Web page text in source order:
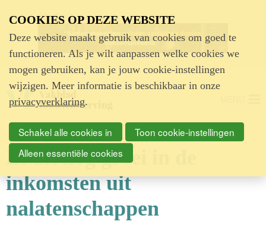
Advertentie
Er zit nog groei in de
inkomsten uit
nalatenschappen
COOKIES OP DEZE WEBSITE
Deze website maakt gebruik van cookies om goed te
functioneren. Als je wilt aanpassen welke cookies we
mogen gebruiken, kan je jouw cookie-instellingen
wijzigen. Meer informatie is beschikbaar in onze
privacyverklaring.
Schakel alle cookies in
Toon cookie-instellingen
Alleen essentiële cookies